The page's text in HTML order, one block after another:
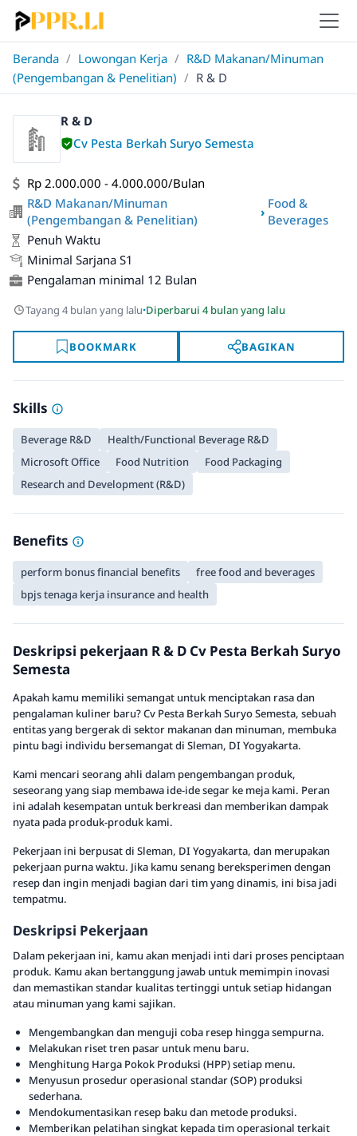
Beranda / Lowongan Kerja / R&D Makanan/Minuman
(Pengembangan & Penelitian) / R & D
R & D
Cv Pesta Berkah Suryo Semesta
Rp 2.000.000 - 4.000.000/Bulan
R&D Makanan/Minuman
(Pengembangan & Penelitian)
›
Food &
Beverages
Penuh Waktu
Minimal Sarjana S1
Pengalaman minimal 12 Bulan
Tayang 4 bulan yang lalu·Diperbarui 4 bulan yang lalu
BOOKMARK BAGIKAN
Skills
Beverage R&D
Health/Functional Beverage R&D
Microsoft Office
Food Nutrition
Food Packaging
Research and Development (R&D)
Benefits
perform bonus financial benefits
free food and beverages
bpjs tenaga kerja insurance and health
Deskripsi pekerjaan R & D Cv Pesta Berkah Suryo
Semesta
Apakah kamu memiliki semangat untuk menciptakan rasa dan
pengalaman kuliner baru? Cv Pesta Berkah Suryo Semesta, sebuah
entitas yang bergerak di sektor makanan dan minuman, membuka
pintu bagi individu bersemangat di Sleman, DI Yogyakarta.
Kami mencari seorang ahli dalam pengembangan produk,
seseorang yang siap membawa ide-ide segar ke meja kami. Peran
ini adalah kesempatan untuk berkreasi dan memberikan dampak
nyata pada produk-produk kami.
Pekerjaan ini berpusat di Sleman, DI Yogyakarta, dan merupakan
pekerjaan purna waktu. Jika kamu senang bereksperimen dengan
resep dan ingin menjadi bagian dari tim yang dinamis, ini bisa jadi
tempatmu.
Deskripsi Pekerjaan
Dalam pekerjaan ini, kamu akan menjadi inti dari proses penciptaan
produk. Kamu akan bertanggung jawab untuk memimpin inovasi
dan memastikan standar kualitas tertinggi untuk setiap hidangan
atau minuman yang kami sajikan.
Mengembangkan dan menguji coba resep hingga sempurna.
Melakukan riset tren pasar untuk menu baru.
Menghitung Harga Pokok Produksi (HPP) setiap menu.
Menyusun prosedur operasional standar (SOP) produksi
sederhana.
Mendokumentasikan resep baku dan metode produksi.
Memberikan pelatihan singkat kepada tim operasional terkait